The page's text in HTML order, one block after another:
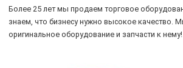
Более 25 лет мы продаем торговое
знаем, что бизнесу нужно высокое качество.
оригинальное оборудование и запчасти к нему!